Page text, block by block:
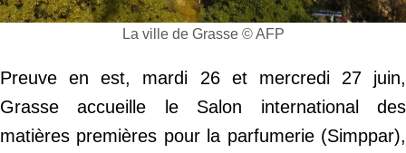
La ville de Grasse © AFP
Preuve en est, mardi 26 et mercredi 27 juin,
Grasse accueille le Salon international des
matières premières pour la parfumerie (Simppar),